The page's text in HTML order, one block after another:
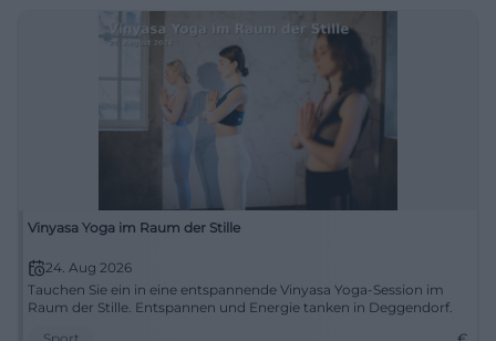
Vinyasa Yoga im Raum der Stille
24. Aug 2026
Tauchen Sie ein in eine entspannende Vinyasa Yoga-Session im
Raum der Stille. Entspannen und Energie tanken in Deggendorf.